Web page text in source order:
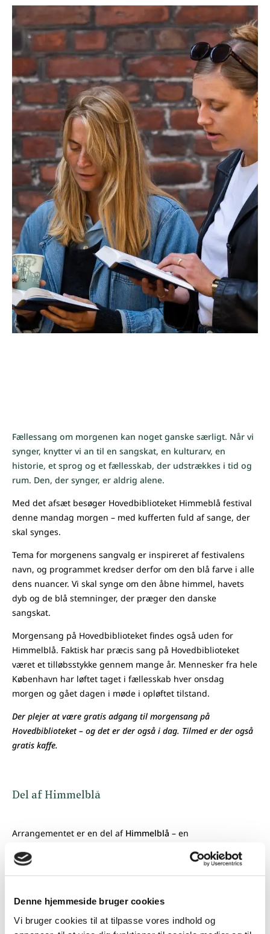
Denne hjemmeside bruger cookies
Vi bruger cookies til at tilpasse vores indhold og
Fællessang om morgenen kan noget ganske særligt. Når vi
synger, knytter vi an til en sangskat, en kulturarv, en
historie, et sprog og et fællesskab, der udstrækkes i tid og
rum. Den, der synger, er aldrig alene.
Med det afsæt besøger Hovedbiblioteket Himmeblå festival
denne mandag morgen – med kufferten fuld af sange, der
skal synges.
Tema for morgenens sangvalg er inspireret af festivalens
navn, og programmet kredser derfor om den blå farve i alle
dens nuancer. Vi skal synge om den åbne himmel, havets
dyb og de blå stemninger, der præger den danske
sangskat.
Morgensang på Hovedbiblioteket findes også uden for
Himmelblå. Faktisk har præcis sang på Hovedbiblioteket
været et tilløbsstykke gennem mange år. Mennesker fra hele
København har løftet taget i fællesskab hver onsdag
morgen og gået dagen i møde i opløftet tilstand.
Der plejer at være gratis adgang til morgensang på
Hovedbiblioteket – og det er der også i dag. Tilmed er der også
gratis kaffe.
Del af Himmelblå
Arrangementet er en del af Himmelblå – en
fællessang, foredrag – og meget mere. Himmelblå afholdes
den 2. - 8. september i Vartov.